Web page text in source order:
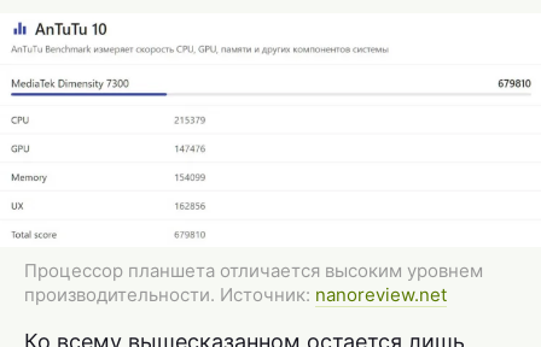
Процессор планшета отличается высоким уровнем
производительности. Источник: nanoreview.net
Ко всему вышесказанном остается лишь